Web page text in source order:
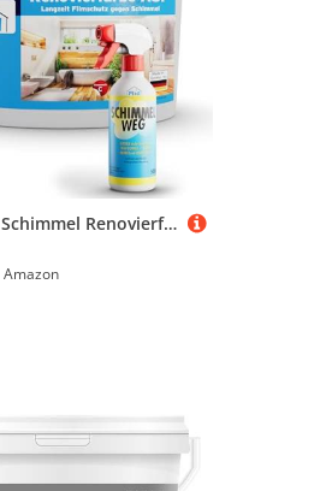
Plid® Anti Schimmel Renovierfarbe ASF 2,5l inkl. Anti-Schimmel Spray - Innen Weiß für alle Wände [DAUERHAFTER SCHIMMELSCHUTZ] - Farbe für feuchte Räume, Bad & Küche - Effektiver Schutz
Amazon